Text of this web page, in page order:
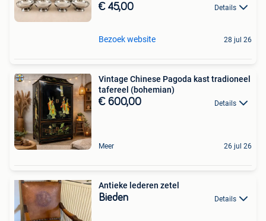
€ 45,00 Details
Bezoek website 28 jul 26
Vintage Chinese Pagoda kast tradioneel
tafereel (bohemian)
€ 600,00 Details
Meer 26 jul 26
Antieke lederen zetel
Bieden Details